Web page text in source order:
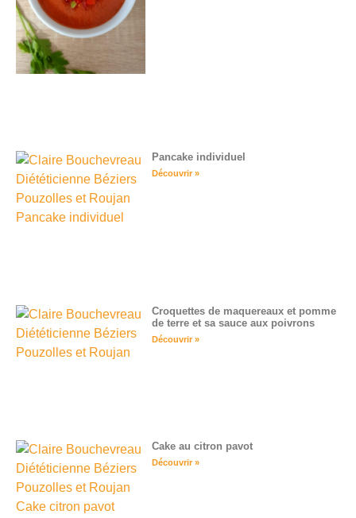
Pancake individuel
Découvrir »
Croquettes de maquereaux et pomme
de terre et sa sauce aux poivrons
Découvrir »
Cake au citron pavot
Découvrir »